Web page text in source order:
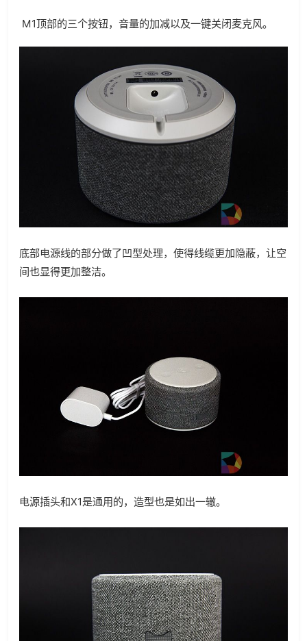
M1顶部的三个按钮，音量的加减以及一键关闭麦克风。
底部电源线的部分做了凹型处理，使得线缆更加隐蔽，让空
间也显得更加整洁。
电源插头和X1是通用的，造型也是如出一辙。